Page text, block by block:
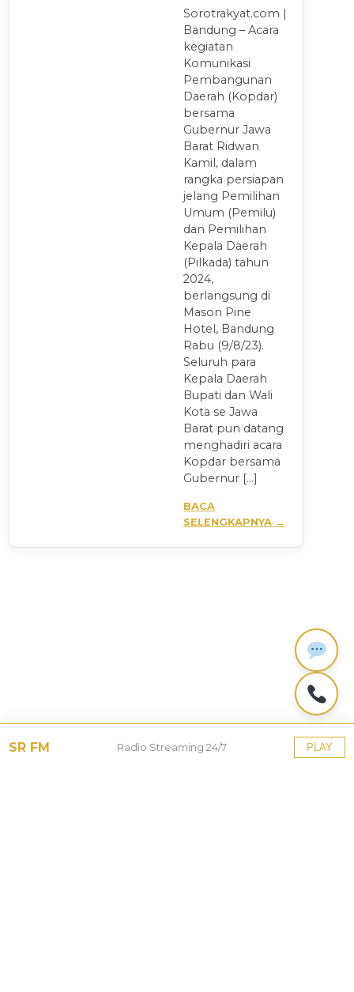
Sorotrakyat.com |
Bandung – Acara
kegiatan
Komunikasi
Pembangunan
Daerah (Kopdar)
bersama
Gubernur Jawa
Barat Ridwan
Kamil, dalam
rangka persiapan
jelang Pemilihan
Umum (Pemilu)
dan Pemilihan
Kepala Daerah
(Pilkada) tahun
2024,
berlangsung di
Mason Pine
Hotel, Bandung
Rabu (9/8/23).
Seluruh para
Kepala Daerah
Bupati dan Wali
Kota se Jawa
Barat pun datang
menghadiri acara
Kopdar bersama
Gubernur […]
BACA
SELENGKAPNYA →
SR FM Radio Streaming 24/7 PLAY